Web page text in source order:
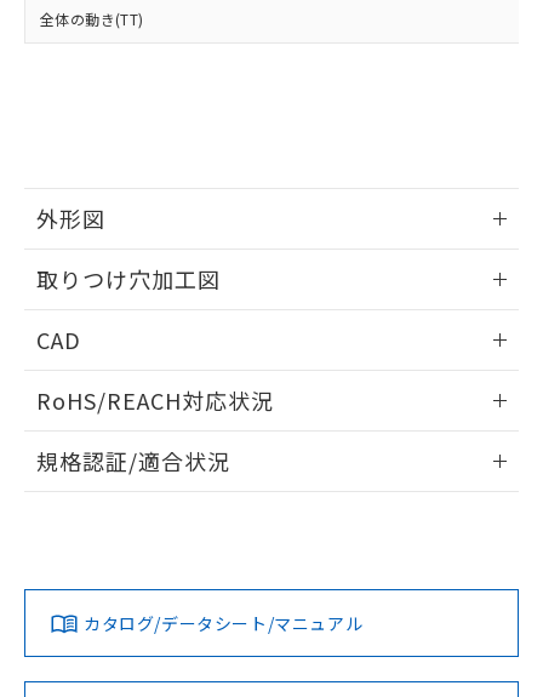
全体の動き(TT)
外形図
取りつけ穴加工図
CAD
ドすることができます。
ログイン/会員登録
ダウンロードデータをご利用いただく前に、以下を必ずお読
みください。
ソフトウェアの使用条件
RoHS/REACH対応状況
EU RoHS 注意事項・凡例
対応済み
規格認証/適合状況
カタログ/データシート/マニュアル
※当社の共同利用者とは、
の共同利用に関して"
の「1.共同利
EU RoHS指令（10物質）の非含有証明書
51物質の非含有証明書（当社基準）
荷製品に未対応品が混在することから備考
欄に対応日を記載しておりました。
既に当社にて対応品への在庫切替を完了
していることから、特段のことがない限
り、2022年1月12日より割愛しておりま